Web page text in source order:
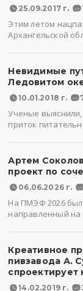
25.09.2017 г.
Этим летом
Архангельской
Невидимые
Ледовитом
10.01.2018 г.
Ученые
приток
Артем
проект по
06.06.2026 г.
На ПМЭФ 2026
направленный
Креативное
пивзавода А.
спроектирует
14.02.2019 г.